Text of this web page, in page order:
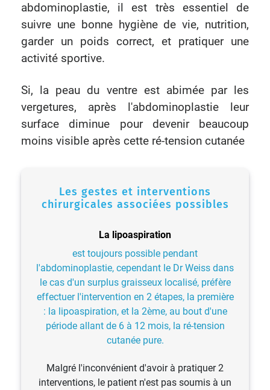
abdominoplastie, il est très essentiel de
suivre une bonne hygiène de vie, nutrition,
garder un poids correct, et pratiquer une
activité sportive.
Si, la peau du ventre est abimée par les
vergetures, après l'abdominoplastie leur
surface diminue pour devenir beaucoup
moins visible après cette ré-tension cutanée
Les gestes et interventions
chirurgicales associées possibles
La lipoaspiration
est toujours possible pendant
l'abdominoplastie, cependant le Dr Weiss dans
le cas d'un surplus graisseux localisé, préfère
effectuer l'intervention en 2 étapes, la première
: la lipoaspiration, et la 2ème, au bout d'une
période allant de 6 à 12 mois, la ré-tension
cutanée pure.
Malgré l'inconvénient d'avoir à pratiquer 2
interventions, le patient n'est pas soumis à un